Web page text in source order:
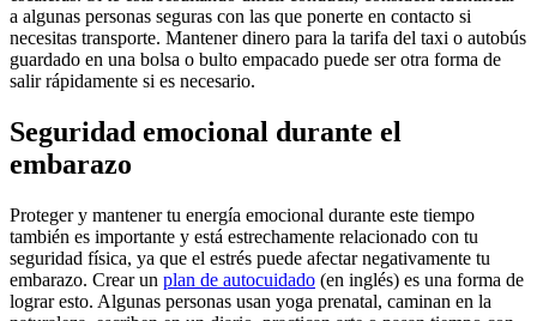
a algunas personas seguras con las que ponerte en contacto si
necesitas transporte. Mantener dinero para la tarifa del taxi o autobús
guardado en una bolsa o bulto empacado puede ser otra forma de
salir rápidamente si es necesario.
Seguridad emocional durante el
embarazo
Proteger y mantener tu energía emocional durante este tiempo
también es importante y está estrechamente relacionado con tu
seguridad física, ya que el estrés puede afectar negativamente tu
embarazo. Crear un plan de autocuidado (en inglés) es una forma de
lograr esto. Algunas personas usan yoga prenatal, caminan en la